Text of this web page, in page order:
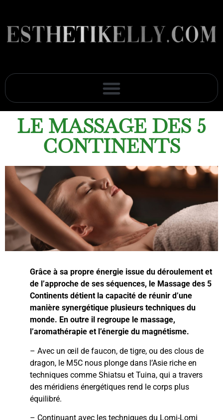
LE MASSAGE DES 5
CONTINENTS
Grâce à sa propre énergie issue du déroulement et
de l’approche de ses séquences, le Massage des 5
Continents détient la capacité de réunir d’une
manière synergétique plusieurs techniques du
monde. En outre il regroupe le massage,
l’aromathérapie et l’énergie du magnétisme.
– Avec un œil de faucon, de tigre, ou des clous de
dragon, le M5C nous plonge dans l’Asie riche en
techniques comme Shiatsu et Tuina, qui a travers
des méridiens énergétiques rend le corps plus
équilibré.
– Continuant avec les techniques du Lomi-Lomi